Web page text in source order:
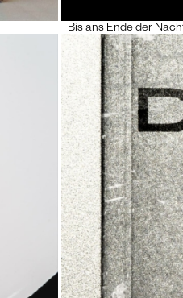
Bis ans Ende der